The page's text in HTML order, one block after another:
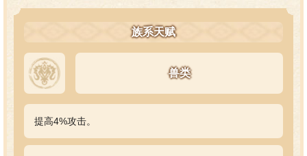
族系天赋
兽类
提高4%攻击。